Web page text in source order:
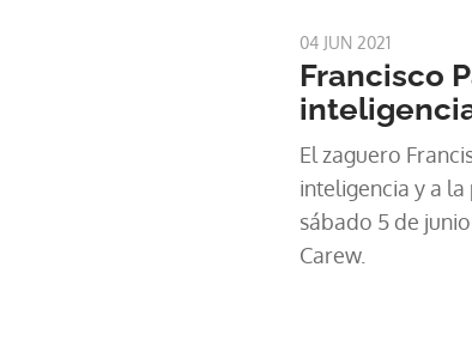
04 JUN 2021
Francisco
El zaguero
inteligencia y a
sábado 5 de
Carew.